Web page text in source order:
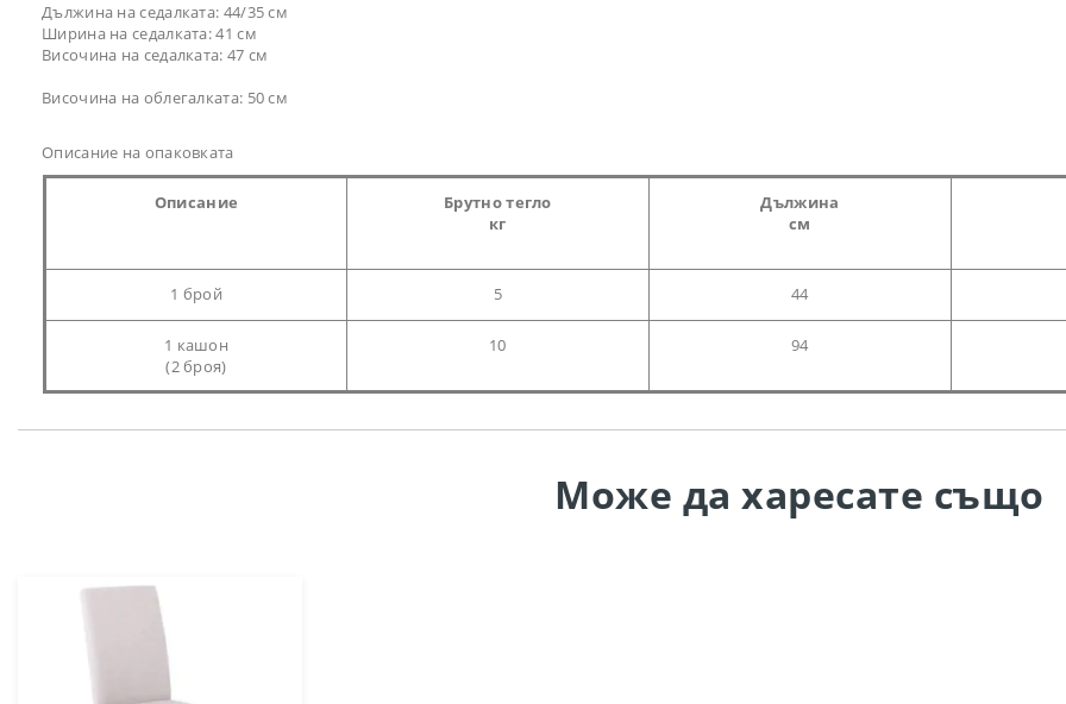
Дължина на седалката: 44/35 см
Ширина на седалката: 41 см
Височина на седалката: 47 см
Височина на облегалката: 50 см
Описание на опаковката
Описание
Брутно тегло
кг
Дължина
см
1 брой 5 44
1 кашон
(2 броя)
10 94
Може да харесате също